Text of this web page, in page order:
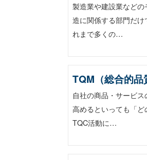
製造業や建設業など
造に関係する部門だ
れまで多くの…
TQM（総合的
自社の商品・サービ
高めるといっても「
TQC活動に…